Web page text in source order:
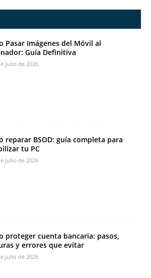
Pasar Imágenes del Móvil al
Guía Definitiva
julio de 2026
reparar BSOD: guía completa para
tu PC
julio de 2026
proteger cuenta bancaria: pasos,
y errores que evitar
julio de 2026